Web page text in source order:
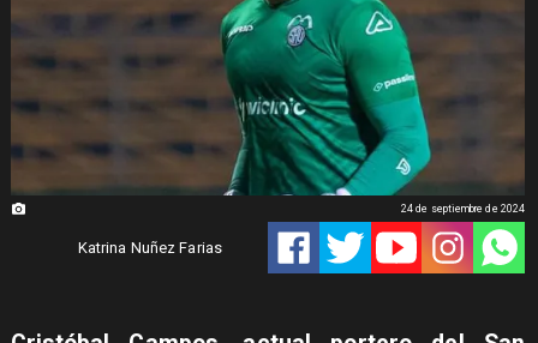
Katrina Nuñez Farias
24 de septiembre de 2024